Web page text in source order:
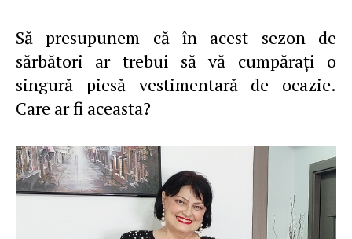
Să presupunem că în acest sezon de
sărbători ar trebui să vă cumpăraţi o
singură piesă vestimentară de ocazie.
Care ar fi aceasta?